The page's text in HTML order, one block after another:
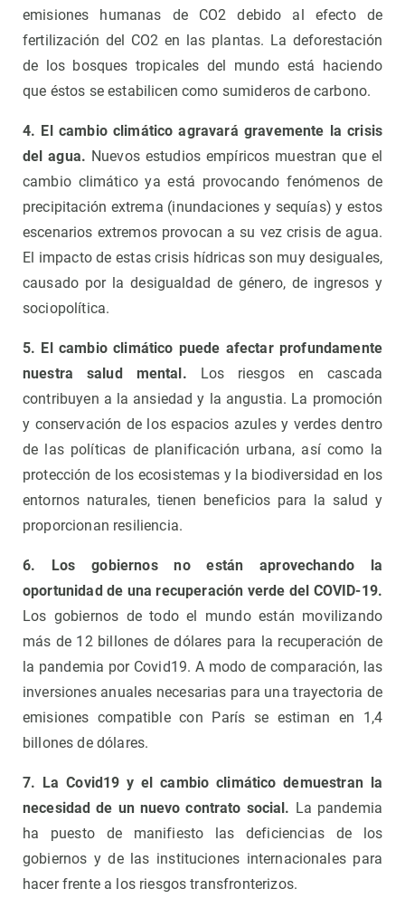
emisiones humanas de CO2 debido al efecto de
fertilización del CO2 en las plantas. La deforestación
de los bosques tropicales del mundo está haciendo
que éstos se estabilicen como sumideros de carbono.
4. El cambio climático agravará gravemente la crisis
del agua. Nuevos estudios empíricos muestran que el
cambio climático ya está provocando fenómenos de
precipitación extrema (inundaciones y sequías) y estos
escenarios extremos provocan a su vez crisis de agua.
El impacto de estas crisis hídricas son muy desiguales,
causado por la desigualdad de género, de ingresos y
sociopolítica.
5. El cambio climático puede afectar profundamente
nuestra salud mental.
Los riesgos en cascada
contribuyen a la ansiedad y la angustia. La promoción
y conservación de los espacios azules y verdes dentro
de las políticas de planificación urbana, así como la
protección de los ecosistemas y la biodiversidad en los
entornos naturales, tienen beneficios para la salud y
proporcionan resiliencia.
6. Los gobiernos no están aprovechando la
oportunidad de una recuperación verde del COVID-19.
Los gobiernos de todo el mundo están movilizando
más de 12 billones de dólares para la recuperación de
la pandemia por Covid19. A modo de comparación, las
inversiones anuales necesarias para una trayectoria de
emisiones compatible con París se estiman en 1,4
billones de dólares.
7. La Covid19 y el cambio climático demuestran la
necesidad de un nuevo contrato social. La pandemia
ha puesto de manifiesto las deficiencias de los
gobiernos y de las instituciones internacionales para
hacer frente a los riesgos transfronterizos.